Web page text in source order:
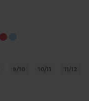
9/10 10/11 11/12